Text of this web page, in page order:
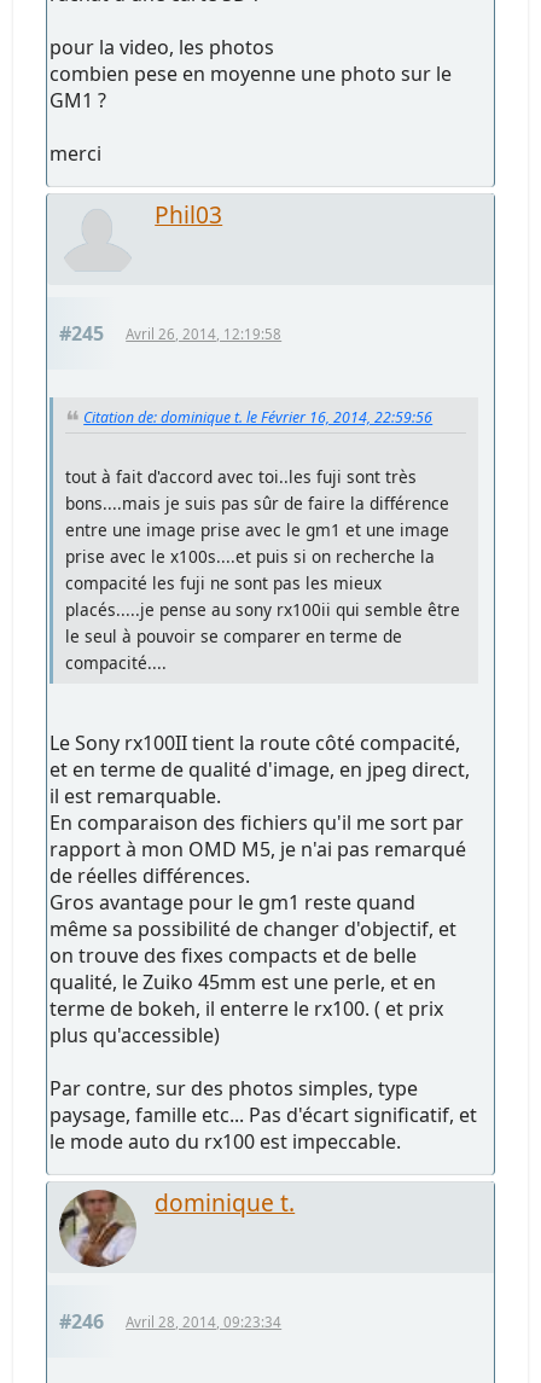
pour la video, les photos
combien pese en moyenne une photo sur le
GM1 ?
merci
Phil03
#245 Avril 26, 2014, 12:19:58
Citation de: dominique t. le Février 16, 2014, 22:59:56
tout à fait d'accord avec toi..les fuji sont très
bons....mais je suis pas sûr de faire la différence
entre une image prise avec le gm1 et une image
prise avec le x100s....et puis si on recherche la
compacité les fuji ne sont pas les mieux
placés.....je pense au sony rx100ii qui semble être
le seul à pouvoir se comparer en terme de
compacité....
Le Sony rx100II tient la route côté compacité,
et en terme de qualité d'image, en jpeg direct,
il est remarquable.
En comparaison des fichiers qu'il me sort par
rapport à mon OMD M5, je n'ai pas remarqué
de réelles différences.
Gros avantage pour le gm1 reste quand
même sa possibilité de changer d'objectif, et
on trouve des fixes compacts et de belle
qualité, le Zuiko 45mm est une perle, et en
terme de bokeh, il enterre le rx100. ( et prix
plus qu'accessible)
Par contre, sur des photos simples, type
paysage, famille etc... Pas d'écart significatif, et
le mode auto du rx100 est impeccable.
dominique t.
#246 Avril 28, 2014, 09:23:34